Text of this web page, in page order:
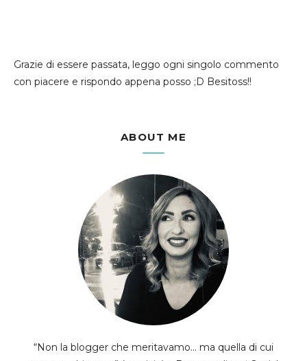
Grazie di essere passata, leggo ogni singolo commento
con piacere e rispondo appena posso ;D Besitoss!!
ABOUT ME
“Non la blogger che meritavamo... ma quella di cui